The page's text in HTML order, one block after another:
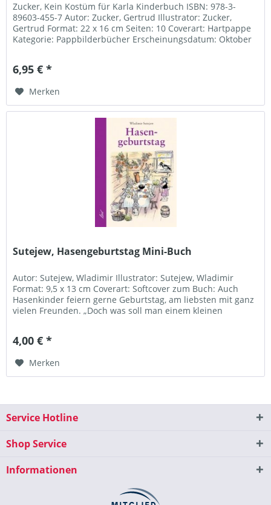
Zucker, Kein Kostüm für Karla Kinderbuch ISBN: 978-3-
89603-455-7 Autor: Zucker, Gertrud Illustrator: Zucker,
Gertrud Format: 22 x 16 cm Seiten: 10 Coverart: Hartpappe
Kategorie: Pappbilderbücher Erscheinungsdatum: Oktober
6,95 € *
Merken
Sutejew, Hasengeburtstag Mini-Buch
Autor: Sutejew, Wladimir Illustrator: Sutejew, Wladimir
Format: 9,5 x 13 cm Coverart: Softcover zum Buch: Auch
Hasenkinder feiern gerne Geburtstag, am liebsten mit ganz
vielen Freunden. „Doch was soll man einem kleinen
4,00 € *
Merken
Service Hotline
Shop Service
Informationen